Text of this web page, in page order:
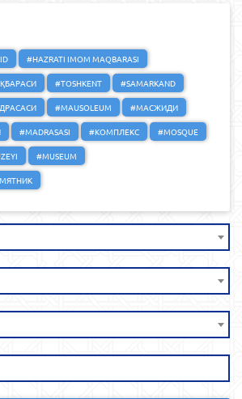
#HAZRATI IMOM MAQBARASI
#TOSHKENT
#SAMARKAND
#MAUSOLEUM
#МАСЖИДИ
#MADRASASI #КОМПЛЕКС
#MOSQUE
#MUSEUM